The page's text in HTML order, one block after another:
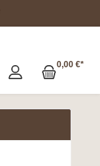
0,00 €*